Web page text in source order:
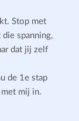
Stop met
spanning,
dat jij zelf
de 1e stap
mij in.